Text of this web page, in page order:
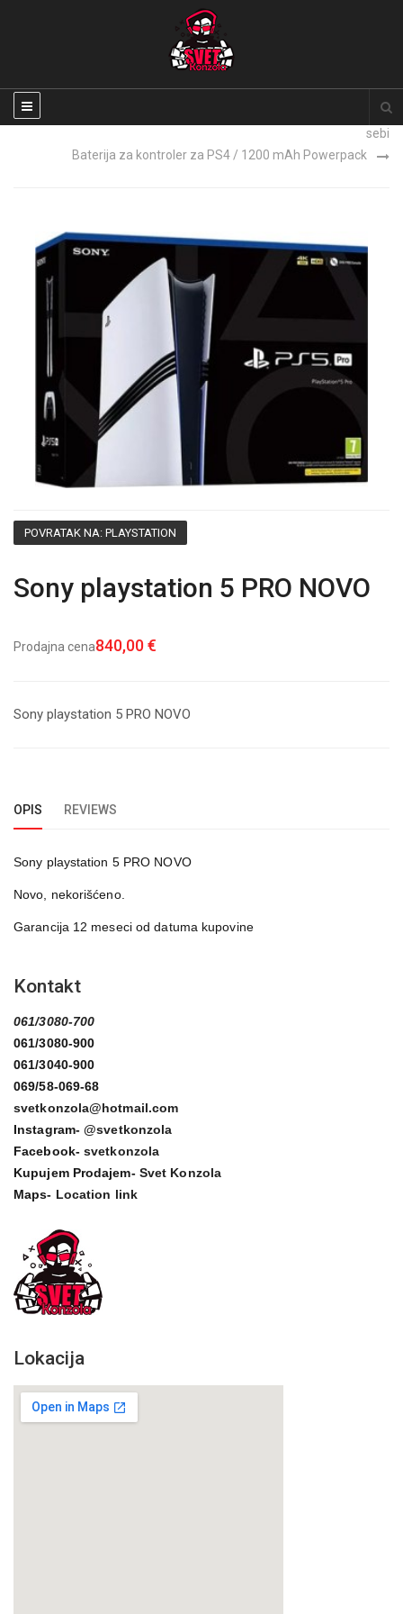
Sony PlayStation Classic konzola sa 2 dzojstika i 20 igara na
sebi
Baterija za kontroler za PS4 / 1200 mAh Powerpack
POVRATAK NA: PLAYSTATION
Sony playstation 5 PRO NOVO
Prodajna cena840,00 €
Sony playstation 5 PRO NOVO
OPIS REVIEWS
Sony playstation 5 PRO NOVO
Novo, nekorišćeno.
Garancija 12 meseci od datuma kupovine
Kontakt
061/3080-700
061/3080-900
061/3040-900
069/58-069-68
svetkonzola@hotmail.com
Instagram-@svetkonzola
Facebook- svetkonzola
Kupujem Prodajem- Svet Konzola
Maps- Location link
Lokacija